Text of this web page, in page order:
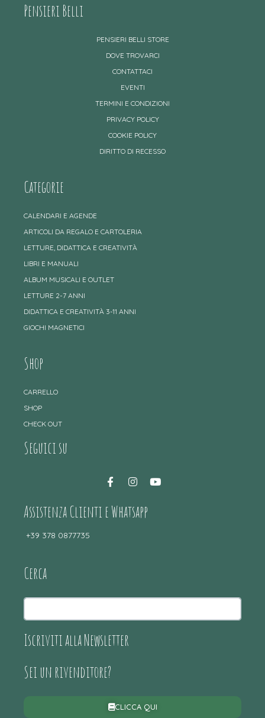
Pensieri Belli
PENSIERI BELLI STORE
DOVE TROVARCI
CONTATTACI
EVENTI
TERMINI E CONDIZIONI
PRIVACY POLICY
COOKIE POLICY
DIRITTO DI RECESSO
Categorie
CALENDARI E AGENDE
ARTICOLI DA REGALO E CARTOLERIA
LETTURE, DIDATTICA E CREATIVITÀ
LIBRI E MANUALI
ALBUM MUSICALI E OUTLET
LETTURE 2-7 ANNI
DIDATTICA E CREATIVITÀ 3-11 ANNI
GIOCHI MAGNETICI
Shop
CARRELLO
SHOP
CHECK OUT
Seguici su
Assistenza Clienti e Whatsapp
+39 378 0877735
Cerca
Iscriviti alla Newsletter
Sei un rivenditore?
CLICCA QUI